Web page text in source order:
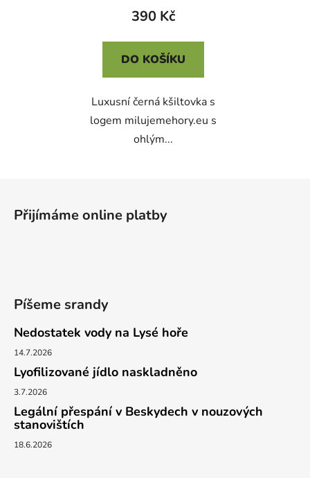
produktu
5,0
z
hvězdiček.
390 Kč
DO KOŠÍKU
Luxusní černá kšiltovka s
logem milujemehory.eu s
ohlým...
Přijímáme online platby
Píšeme srandy
Nedostatek vody na Lysé hoře
14.7.2026
Lyofilizované jídlo naskladněno
3.7.2026
Legální přespání v Beskydech v nouzových
stanovištích
18.6.2026